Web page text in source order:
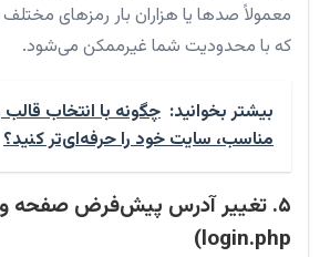
معمولاً صدها یا هزاران بار رمزهای
که با محدودیت شما غیرممکن می‌شود.
بیشتر بخوانید: چگونه با انتخاب
مناسب، سایت خود را حرفه‌ای‌تر کنید؟
login.php)